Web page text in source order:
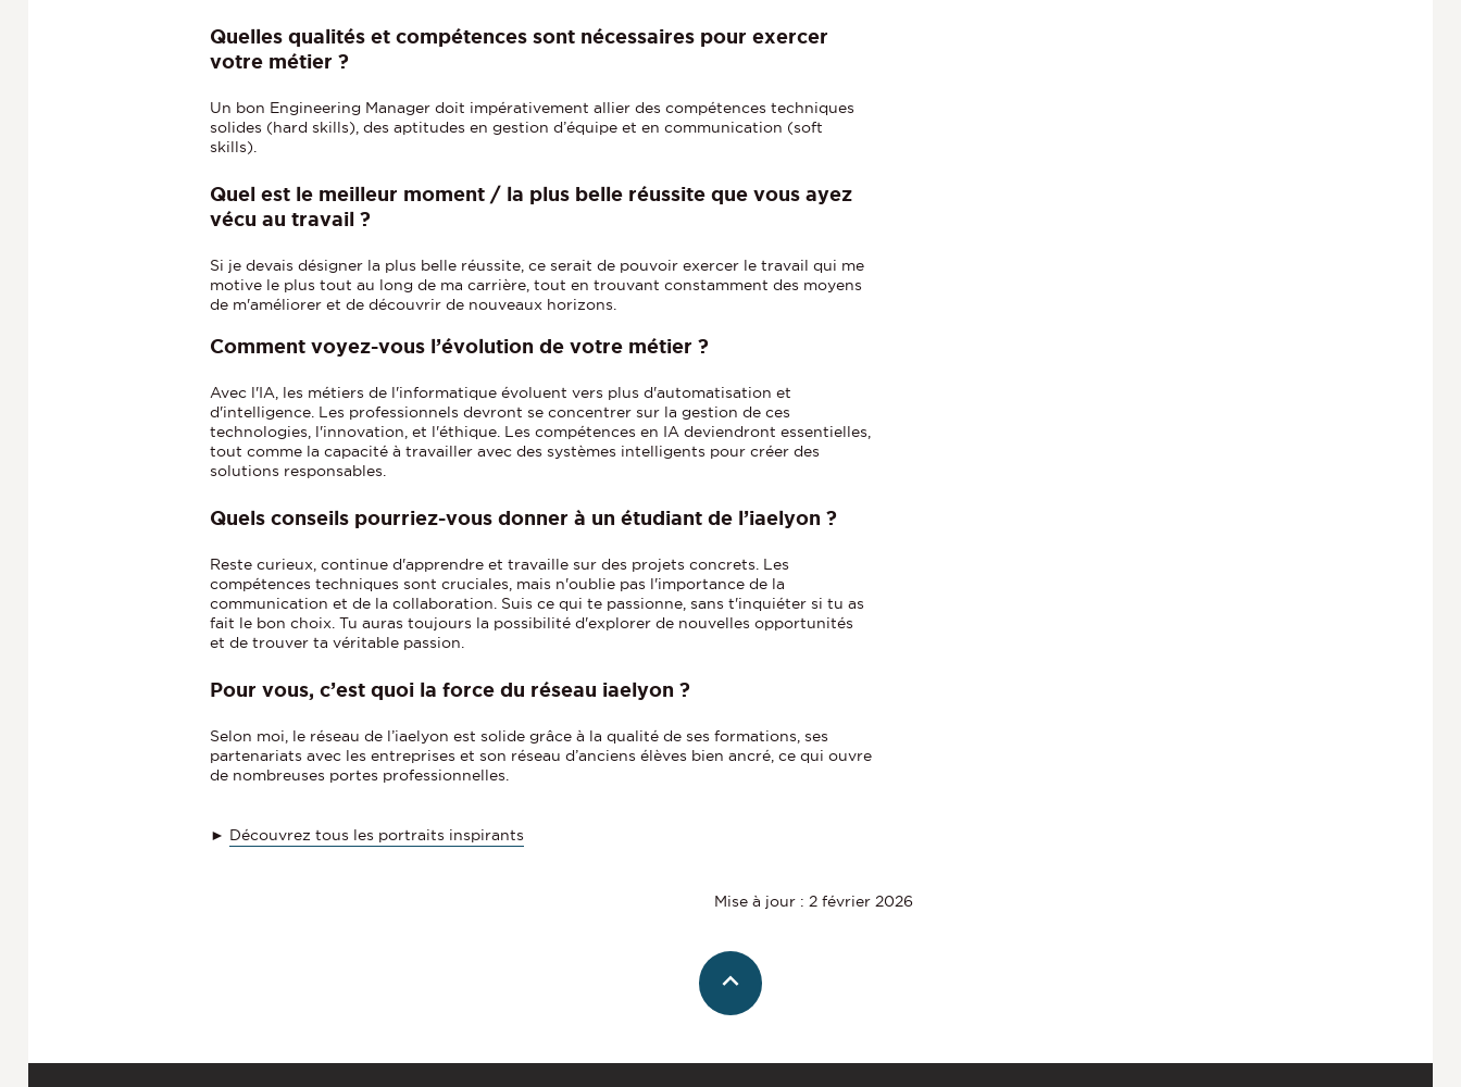
Quelles qualités et compétences sont nécessaires pour exercer
votre métier ?
Un bon Engineering Manager doit impérativement allier des compétences techniques
solides (hard skills), des aptitudes en gestion d’équipe et en communication (soft
skills).
Quel est le meilleur moment / la plus belle réussite que vous ayez
vécu au travail ?
Si je devais désigner la plus belle réussite, ce serait de pouvoir exercer le travail qui me
motive le plus tout au long de ma carrière, tout en trouvant constamment des moyens
de m'améliorer et de découvrir de nouveaux horizons.
Comment voyez-vous l’évolution de votre métier ?
Avec l'IA, les métiers de l'informatique évoluent vers plus d'automatisation et
d'intelligence. Les professionnels devront se concentrer sur la gestion de ces
technologies, l'innovation, et l'éthique. Les compétences en IA deviendront essentielles,
tout comme la capacité à travailler avec des systèmes intelligents pour créer des
solutions responsables.
Quels conseils pourriez-vous donner à un étudiant de l’iaelyon ?
Reste curieux, continue d'apprendre et travaille sur des projets concrets. Les
compétences techniques sont cruciales, mais n'oublie pas l'importance de la
communication et de la collaboration. Suis ce qui te passionne, sans t'inquiéter si tu as
fait le bon choix. Tu auras toujours la possibilité d'explorer de nouvelles opportunités
et de trouver ta véritable passion.
Pour vous, c’est quoi la force du réseau iaelyon ?
Selon moi, le réseau de l’iaelyon est solide grâce à la qualité de ses formations, ses
partenariats avec les entreprises et son réseau d’anciens élèves bien ancré, ce qui ouvre
de nombreuses portes professionnelles.
► Découvrez tous les portraits inspirants
Mise à jour : 2 février 2026